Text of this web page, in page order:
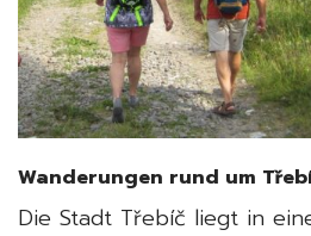
Wanderungen rund um
Die Stadt Třebíč liegt in